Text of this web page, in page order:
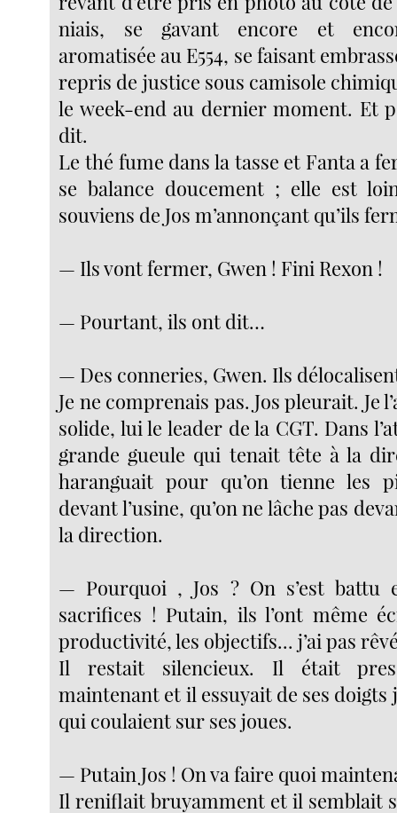
niais, se gavant encore et
aromatisée au E554, se faisant
repris de justice sous camisole
le week-end au dernier moment. Et
dit.
Le thé fume dans la tasse et Fanta a
se balance doucement ; elle est
souviens de Jos m’annonçant qu’ils
— Ils vont fermer, Gwen ! Fini Rexon !
— Pourtant, ils ont dit…
— Des conneries, Gwen. Ils
Je ne comprenais pas. Jos pleurait. Je
solide, lui le leader de la CGT. Dans
grande gueule qui tenait tête à la
haranguait pour qu’on tienne les
devant l’usine, qu’on ne lâche pas
la direction.
— Pourquoi , Jos ? On s’est
sacrifices ! Putain, ils l’ont même
productivité, les objectifs... j’ai pas
Il restait silencieux. Il était
maintenant et il essuyait de ses doigts
qui coulaient sur ses joues.
— Putain Jos ! On va faire quoi
Il reniflait bruyamment et il semblait